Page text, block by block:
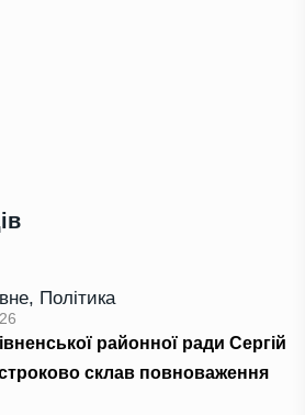
, Політика
районної ради Сергій
склав повноваження